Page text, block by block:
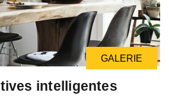
GALERIE
intelligentes